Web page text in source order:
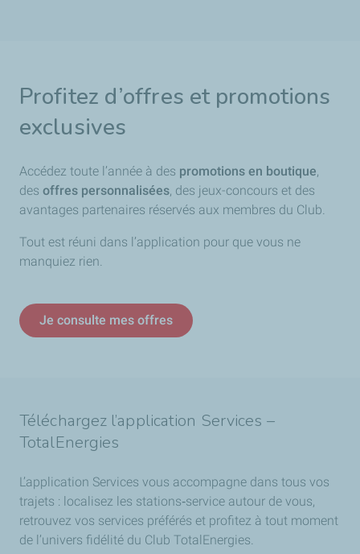
Profitez d’offres et promotions
exclusives
Accédez toute l’année à des promotions en boutique,
des offres personnalisées, des jeux-concours et des
avantages partenaires réservés aux membres du Club.
Tout est réuni dans l’application pour que vous ne
manquiez rien.
Je consulte mes offres
Téléchargez l’application Services –
TotalEnergies
L’application Services vous accompagne dans tous vos
trajets : localisez les stations‑service autour de vous,
retrouvez vos services préférés et profitez à tout moment
de l’univers fidélité du Club TotalEnergies.